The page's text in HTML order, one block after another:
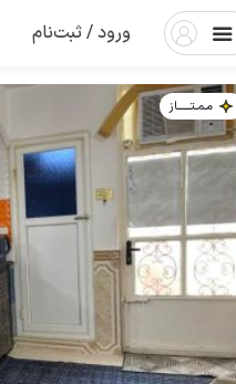
ورود / ثبت‌نام
مـمـتــــــاز